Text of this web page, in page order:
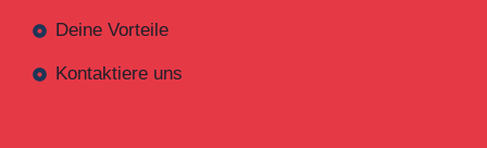
Deine Vorteile
Kontaktiere uns